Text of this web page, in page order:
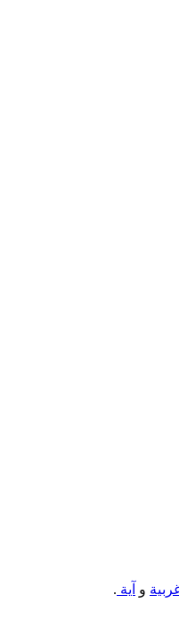
و آية .